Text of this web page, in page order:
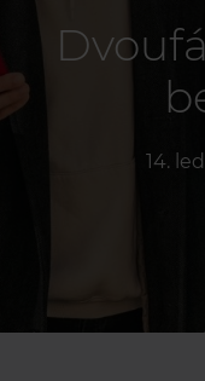
14.